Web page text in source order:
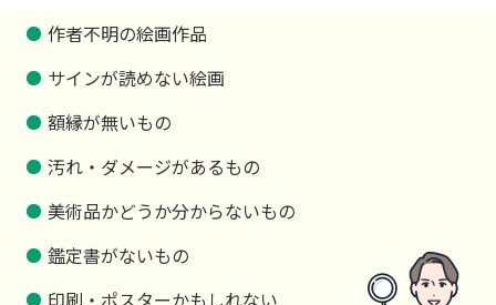
作者不明の絵画作品
サインが読めない絵画
額縁が無いもの
汚れ・ダメージがあるもの
美術品かどうか分からないもの
鑑定書がないもの
印刷・ポスターかもしれない